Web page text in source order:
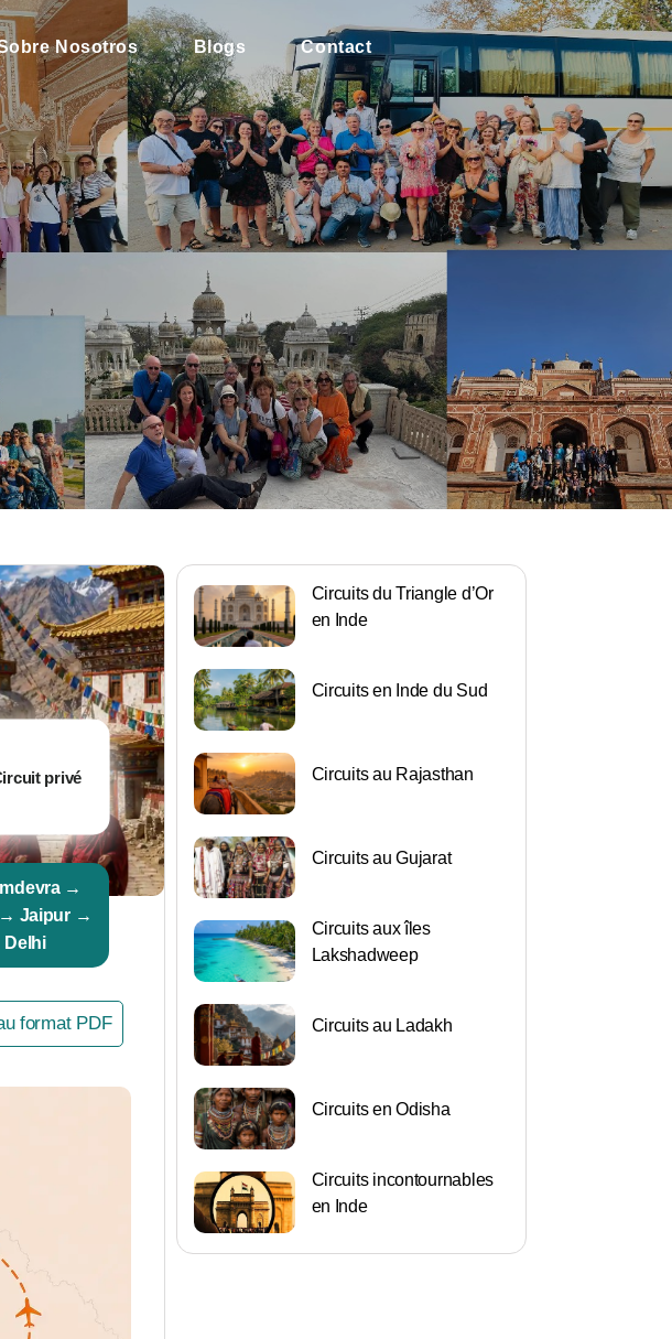
Nosotros Blogs Contact
privé
→
Jaipur →
format PDF
Circuits du Triangle d’Or
en Inde
Circuits en Inde du Sud
Circuits au Rajasthan
Circuits au Gujarat
Circuits aux îles
Lakshadweep
Circuits au Ladakh
Circuits en Odisha
Circuits incontournables
en Inde